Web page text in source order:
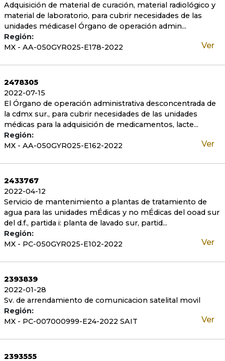
Adquisición de material de curación, material radiológico y
material de laboratorio, para cubrir necesidades de las
unidades médicasel Órgano de operación admin...
Región:
MX - AA-050GYR025-E178-2022
Ver
2478305
2022-07-15
El Órgano de operación administrativa desconcentrada de
la cdmx sur., para cubrir necesidades de las unidades
médicas para la adquisición de medicamentos, lacte...
Región:
MX - AA-050GYR025-E162-2022
Ver
2433767
2022-04-12
Servicio de mantenimiento a plantas de tratamiento de
agua para las unidades mÉdicas y no mÉdicas del ooad sur
del d.f., partida i: planta de lavado sur, partid...
Región:
MX - PC-050GYR025-E102-2022
Ver
2393839
2022-01-28
Sv. de arrendamiento de comunicacion satelital movil
Región:
MX - PC-007000999-E24-2022 SAIT
Ver
2393555